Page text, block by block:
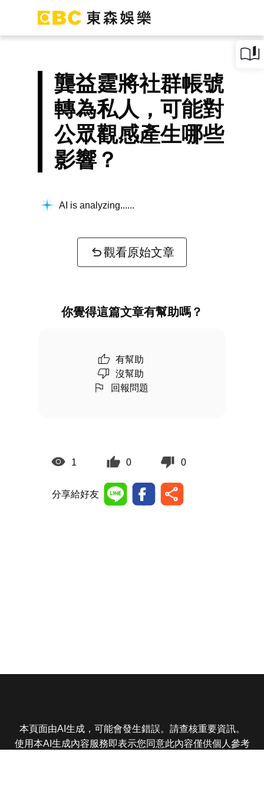
龔益霆將社群帳號
轉為私人，可能對
公眾觀感產生哪些
影響？
AI is analyzing...
觀看原始文章
你覺得這篇文章有幫助嗎？
有幫助
沒幫助
回報問題
1 0 0
分享給好友
本頁面由AI生成，可能會發生錯誤。請查核重要資訊。
使用本AI生成內容服務即表示您同意此內容僅供個人參考